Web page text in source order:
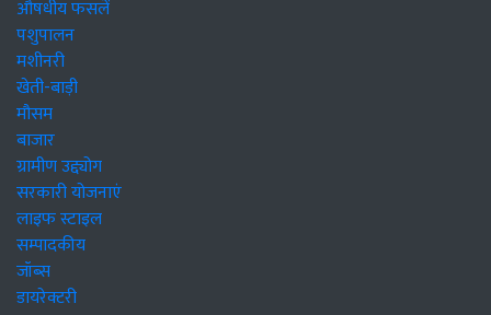
औषधीय फसलें
पशुपालन
मशीनरी
खेती-बाड़ी
मौसम
बाजार
ग्रामीण उद्द्योग
सरकारी योजनाएं
लाइफ स्टाइल
सम्पादकीय
जॉब्स
डायरेक्टरी